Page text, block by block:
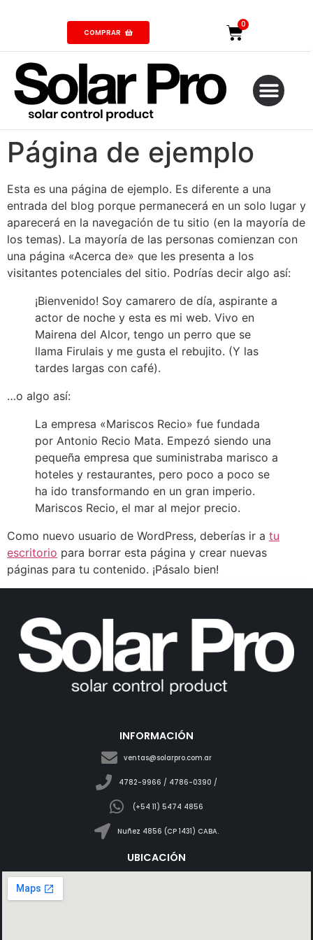
COMPRAR
Página de ejemplo
Esta es una página de ejemplo. Es diferente a una
entrada del blog porque permanecerá en un solo lugar y
aparecerá en la navegación de tu sitio (en la mayoría de
los temas). La mayoría de las personas comienzan con
una página «Acerca de» que les presenta a los
visitantes potenciales del sitio. Podrías decir algo así:
¡Bienvenido! Soy camarero de día, aspirante a
actor de noche y esta es mi web. Vivo en
Mairena del Alcor, tengo un perro que se
llama Firulais y me gusta el rebujito. (Y las
tardes largas con café).
…o algo así:
La empresa «Mariscos Recio» fue fundada
por Antonio Recio Mata. Empezó siendo una
pequeña empresa que suministraba marisco a
hoteles y restaurantes, pero poco a poco se
ha ido transformando en un gran imperio.
Mariscos Recio, el mar al mejor precio.
Como nuevo usuario de WordPress, deberías ir a tu
escritorio para borrar esta página y crear nuevas
páginas para tu contenido. ¡Pásalo bien!
INFORMACIÓN
ventas@solarpro.com.ar
4782-9966 / 4786-0390 /
(+54 11) 5474 4856
Nuñez 4856 (CP 1431) CABA.
UBICACIÓN